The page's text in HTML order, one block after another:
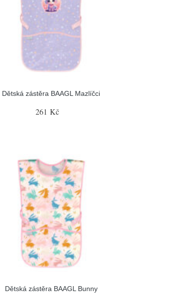
Dětská zástěra BAAGL Mazlíčci
261 Kč
Dětská zástěra BAAGL Bunny